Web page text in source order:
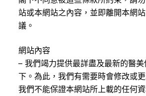
站或本網站之內容，並即離開本網
議。
網站內容
– 我們竭力提供最詳盡及最新的醫
下。為此，我們有需要時會修改或
我們不能保證本網站所上載的任何